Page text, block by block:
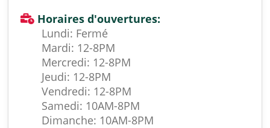
Horaires d'ouvertures:
Lundi: Fermé
Mardi: 12-8PM
Mercredi: 12-8PM
Jeudi: 12-8PM
Vendredi: 12-8PM
Samedi: 10AM-8PM
Dimanche: 10AM-8PM